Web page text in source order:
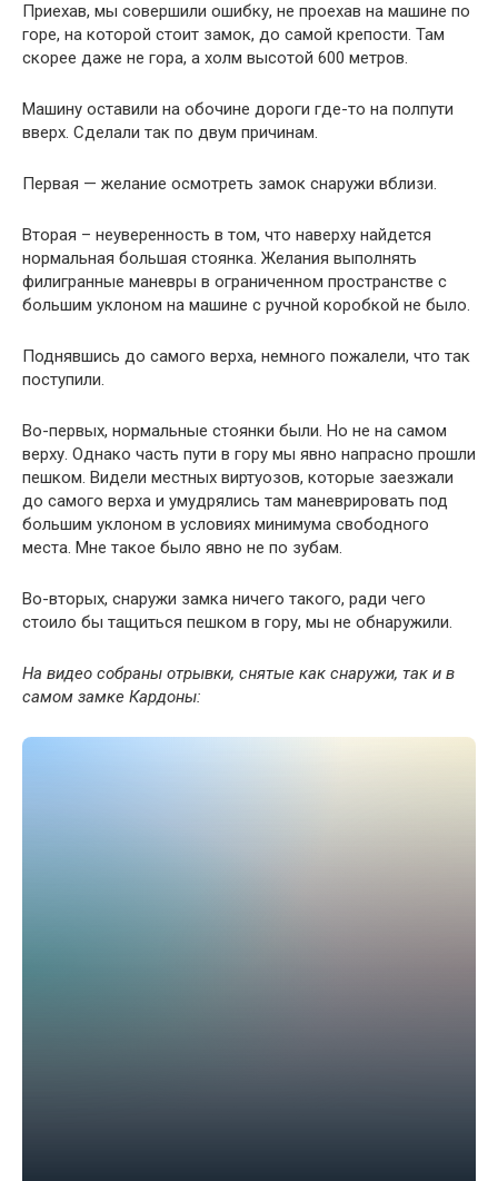
Приехав, мы совершили ошибку, не проехав на машине по
горе, на которой стоит замок, до самой крепости. Там
скорее даже не гора, а холм высотой 600 метров.
Машину оставили на обочине дороги где-то на полпути
вверх. Сделали так по двум причинам.
Первая — желание осмотреть замок снаружи вблизи.
Вторая – неуверенность в том, что наверху найдется
нормальная большая стоянка. Желания выполнять
филигранные маневры в ограниченном пространстве с
большим уклоном на машине с ручной коробкой не было.
Поднявшись до самого верха, немного пожалели, что так
поступили.
Во-первых, нормальные стоянки были. Но не на самом
верху. Однако часть пути в гору мы явно напрасно прошли
пешком. Видели местных виртуозов, которые заезжали
до самого верха и умудрялись там маневрировать под
большим уклоном в условиях минимума свободного
места. Мне такое было явно не по зубам.
Во-вторых, снаружи замка ничего такого, ради чего
стоило бы тащиться пешком в гору, мы не обнаружили.
На видео собраны отрывки, снятые как снаружи, так и в
самом замке Кардоны: